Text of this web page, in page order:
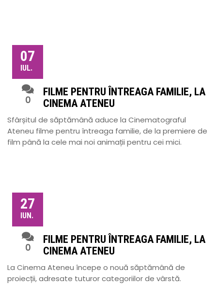
07
IUL.
0
FILME PENTRU ÎNTREAGA FAMILIE, LA
CINEMA ATENEU
Sfârșitul de săptămână aduce la Cinematograful
Ateneu filme pentru întreaga familie, de la premiere de
film până la cele mai noi animații pentru cei mici.
27
IUN.
0
FILME PENTRU ÎNTREAGA FAMILIE, LA
CINEMA ATENEU
La Cinema Ateneu începe o nouă săptămână de
proiecții, adresate tuturor categoriilor de vârstă.